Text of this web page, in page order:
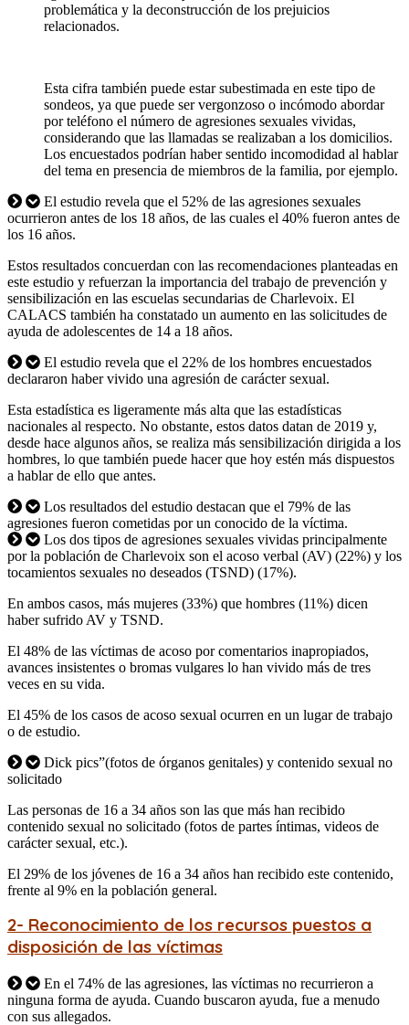
problemática y la deconstrucción de los prejuicios
relacionados.
Esta cifra también puede estar subestimada en este tipo de
sondeos, ya que puede ser vergonzoso o incómodo abordar
por teléfono el número de agresiones sexuales vividas,
considerando que las llamadas se realizaban a los domicilios.
Los encuestados podrían haber sentido incomodidad al hablar
del tema en presencia de miembros de la familia, por ejemplo.
El estudio revela que el 52% de las agresiones sexuales
ocurrieron antes de los 18 años, de las cuales el 40% fueron antes de
los 16 años.
Estos resultados concuerdan con las recomendaciones planteadas en
este estudio y refuerzan la importancia del trabajo de prevención y
sensibilización en las escuelas secundarias de Charlevoix. El
CALACS también ha constatado un aumento en las solicitudes de
ayuda de adolescentes de 14 a 18 años.
El estudio revela que el 22% de los hombres encuestados
declararon haber vivido una agresión de carácter sexual.
Esta estadística es ligeramente más alta que las estadísticas
nacionales al respecto. No obstante, estos datos datan de 2019 y,
desde hace algunos años, se realiza más sensibilización dirigida a los
hombres, lo que también puede hacer que hoy estén más dispuestos
a hablar de ello que antes.
Los resultados del estudio destacan que el 79% de las
agresiones fueron cometidas por un conocido de la víctima.
Los dos tipos de agresiones sexuales vividas principalmente
por la población de Charlevoix son el acoso verbal (AV) (22%) y los
tocamientos sexuales no deseados (TSND) (17%).
En ambos casos, más mujeres (33%) que hombres (11%) dicen
haber sufrido AV y TSND.
El 48% de las víctimas de acoso por comentarios inapropiados,
avances insistentes o bromas vulgares lo han vivido más de tres
veces en su vida.
El 45% de los casos de acoso sexual ocurren en un lugar de trabajo
o de estudio.
Dick pics”(fotos de órganos genitales) y contenido sexual no
solicitado
Las personas de 16 a 34 años son las que más han recibido
contenido sexual no solicitado (fotos de partes íntimas, videos de
carácter sexual, etc.).
El 29% de los jóvenes de 16 a 34 años han recibido este contenido,
frente al 9% en la población general.
2- Reconocimiento de los recursos puestos a
disposición de las víctimas
En el 74% de las agresiones, las víctimas no recurrieron a
ninguna forma de ayuda. Cuando buscaron ayuda, fue a menudo
con sus allegados.